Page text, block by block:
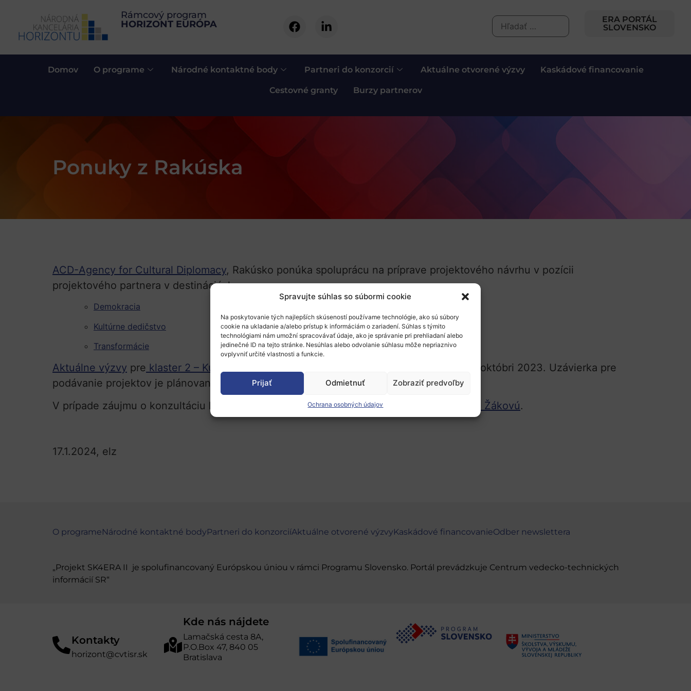
Spravujte súhlas so súbormi cookie
Na poskytovanie tých najlepších skúseností používame technológie, ako sú súbory
cookie na ukladanie a/alebo prístup k informáciám o zariadení. Súhlas s týmito
technológiami nám umožní spracovávať údaje, ako je správanie pri prehliadaní alebo
jedinečné ID na tejto stránke. Nesúhlas alebo odvolanie súhlasu môže nepriaznivo
ovplyvniť určité vlastnosti a funkcie.
Prijať Odmietnuť Zobraziť predvoľby
Ochrana osobných údajov
Rámcový program
HORIZONT EURÓPA
ERA PORTÁL
SLOVENSKO
Domov O programe Národné kontaktné body Partneri do konzorcií Aktuálne otvorené výzvy Kaskádové financovanie
Cestovné granty Burzy partnerov
Ponuky z Rakúska
ACD-Agency for Cultural Diplomacy, Rakúsko ponúka spoluprácu na príprave projektového návrhu v pozícii
projektového partnera v destináciách:
Demokracia
Kultúrne dedičstvo
Transformácie
Aktuálne výzvy pre klaster 2 – Kultúra, tvorivosť a inkluzívna spoločnosť
boli otvorené v októbri 2023. Uzávierka pre
podávanie projektov je plánovaná na 7. 2.2024, 17:00 h.
V prípade záujmu o konzultáciu kontaktujte zodpovednýnárodný kontaktný bod – Elenu Žákovú.
17.1.2024, elz
O programeNárodné kontaktné bodyPartneri do konzorciíAktuálne otvorené výzvyKaskádové financovanieOdber newslettera
„Projekt SK4ERA II je spolufinancovaný Európskou úniou v rámci Programu Slovensko. Portál prevádzkuje Centrum vedecko-technických
informácií SR“
Kontakty
horizont@cvtisr.sk
Kde nás nájdete
Lamačská cesta 8A,
P.O.Box 47, 840 05
Bratislava